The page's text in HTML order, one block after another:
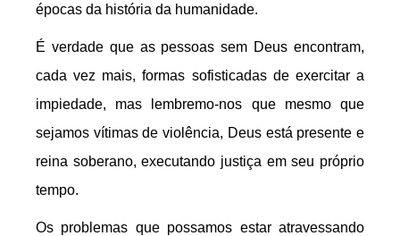
épocas da história da humanidade.
É verdade que as pessoas sem Deus encontram,
cada vez mais, formas sofisticadas de exercitar a
impiedade, mas lembremo-nos que mesmo que
sejamos vítimas de violência, Deus está presente e
reina soberano, executando justiça em seu próprio
tempo.
Os problemas que possamos estar atravessando